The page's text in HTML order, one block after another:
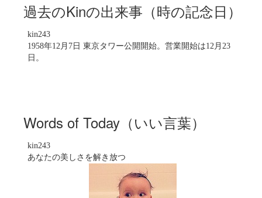
過去のKinの出来事（時の記念日）
kin243
1958年12月7日 東京タワー公開開始。営業開始は12月23
日。
Words of Today（いい言葉）
kin243
あなたの美しさを解き放つ